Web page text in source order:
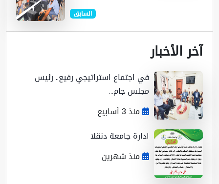
السابق
الأخبار
في اجتماع استراتيجي رفيع.. رئيس
مجلس جام...
منذ 3 أسابيع
ادارة جامعة دنقلا
منذ شهرين